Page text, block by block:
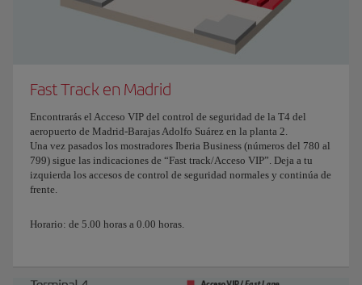
Fast Track en Madrid
Encontrarás el Acceso VIP del control de seguridad de la T4 del
aeropuerto de Madrid-Barajas Adolfo Suárez en la planta 2.
Una vez pasados los mostradores Iberia Business (números del 780 al
799) sigue las indicaciones de “Fast track/Acceso VIP”. Deja a tu
izquierda los accesos de control de seguridad normales y continúa de
frente.
Horario: de 5.00 horas a 0.00 horas.